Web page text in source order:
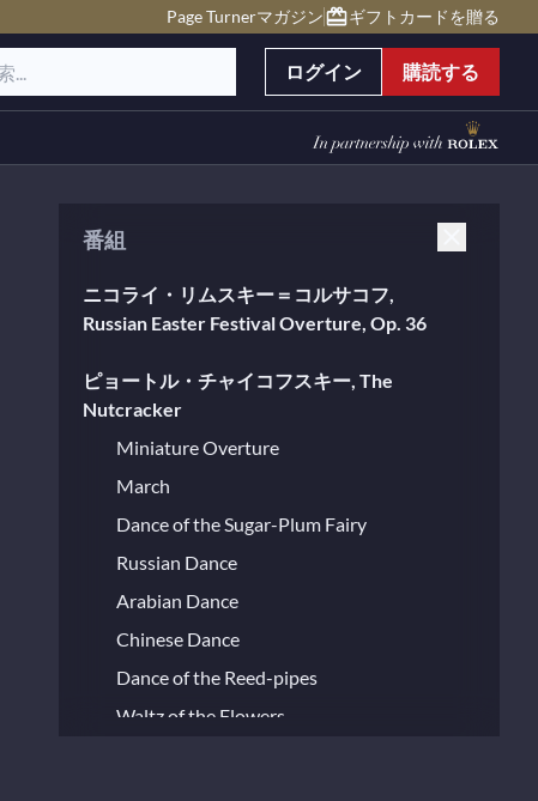
Page Turnerマガジン ギフトカードを贈る
ログイン 購読する
番組
ニコライ・リムスキー＝コルサコフ,
Russian Easter Festival Overture, Op. 36
ピョートル・チャイコフスキー, The
Nutcracker
Miniature Overture
March
Dance of the Sugar-Plum Fairy
Russian Dance
Arabian Dance
Chinese Dance
Dance of the Reed-pipes
Waltz of the Flowers